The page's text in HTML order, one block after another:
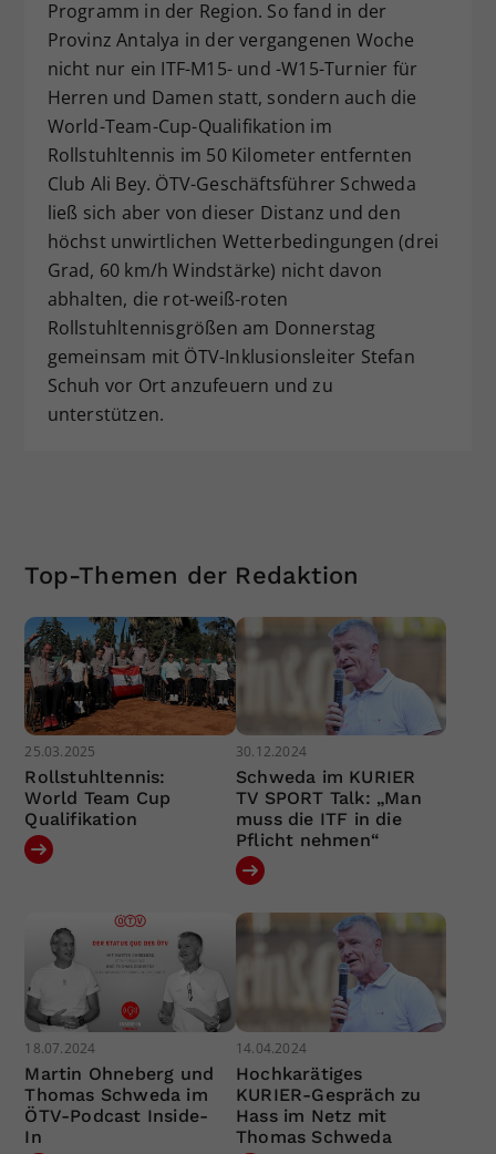
Programm in der Region. So fand in der
Provinz Antalya in der vergangenen Woche
nicht nur ein ITF-M15- und -W15-Turnier für
Herren und Damen statt, sondern auch die
World-Team-Cup-Qualifikation im
Rollstuhltennis im 50 Kilometer entfernten
Club Ali Bey. ÖTV-Geschäftsführer Schweda
ließ sich aber von dieser Distanz und den
höchst unwirtlichen Wetterbedingungen (drei
Grad, 60 km/h Windstärke) nicht davon
abhalten, die rot-weiß-roten
Rollstuhltennisgrößen am Donnerstag
gemeinsam mit ÖTV-Inklusionsleiter Stefan
Schuh vor Ort anzufeuern und zu
unterstützen.
Top-Themen der Redaktion
25.03.2025
Rollstuhltennis:
World Team Cup
Qualifikation
30.12.2024
Schweda im KURIER
TV SPORT Talk: „Man
muss die ITF in die
Pflicht nehmen“
18.07.2024
Martin Ohneberg und
Thomas Schweda im
ÖTV-Podcast Inside-
In
14.04.2024
Hochkarätiges
KURIER-Gespräch zu
Hass im Netz mit
Thomas Schweda